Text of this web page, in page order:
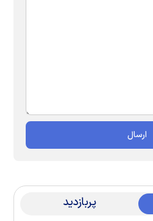
پربازدید